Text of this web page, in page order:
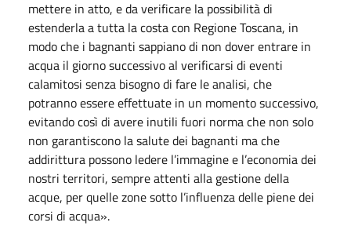
mettere in atto, e da verificare la possibilità di
estenderla a tutta la costa con Regione Toscana, in
modo che i bagnanti sappiano di non dover entrare in
acqua il giorno successivo al verificarsi di eventi
calamitosi senza bisogno di fare le analisi, che
potranno essere effettuate in un momento successivo,
evitando così di avere inutili fuori norma che non solo
non garantiscono la salute dei bagnanti ma che
addirittura possono ledere l’immagine e l’economia dei
nostri territori, sempre attenti alla gestione della
acque, per quelle zone sotto l’influenza delle piene dei
corsi di acqua».